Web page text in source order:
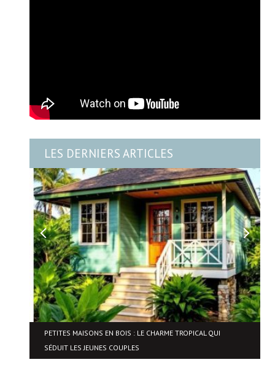
LES DERNIERS ARTICLES
PETITES MAISONS EN BOIS : LE CHARME TROPICAL QUI
SÉDUIT LES JEUNES COUPLES